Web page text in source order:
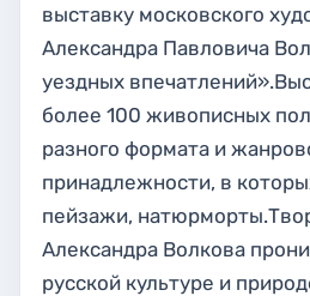
выставку московского
Александра Павловича
уездных
более 100 живописных
разного формата и
принадлежности, в
пейзажи,
Александра Волкова
русской культуре и